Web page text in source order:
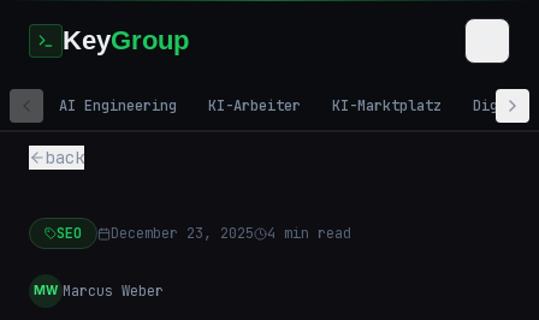
KeyGroup
AI Engineering KI-Arbeiter KI-Marktplatz
back
SEO December 23, 2025 4 min read
MW Marcus Weber